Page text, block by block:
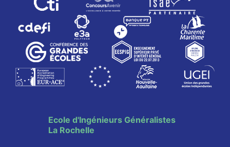
Ecole d'Ingénieurs Généralistes
La Rochelle